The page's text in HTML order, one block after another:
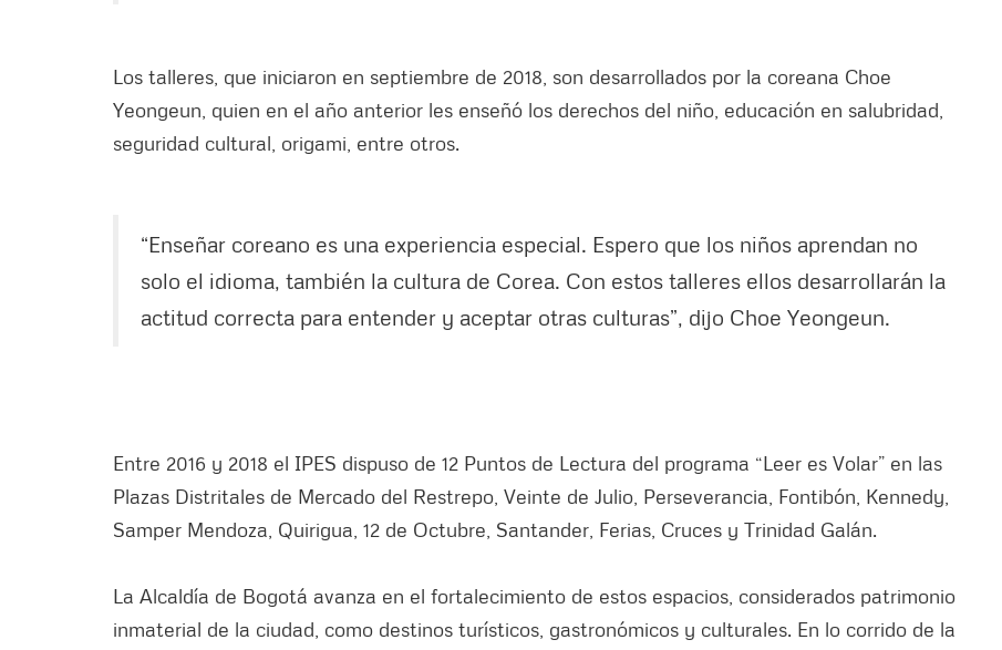
Los talleres, que iniciaron en septiembre de 2018, son desarrollados por la coreana Choe
Yeongeun, quien en el año anterior les enseñó los derechos del niño, educación en salubridad,
seguridad cultural, origami, entre otros.
“Enseñar coreano es una experiencia especial. Espero que los niños aprendan no
solo el idioma, también la cultura de Corea. Con estos talleres ellos desarrollarán la
actitud correcta para entender y aceptar otras culturas”, dijo Choe Yeongeun.
Entre 2016 y 2018 el IPES dispuso de 12 Puntos de Lectura del programa “Leer es Volar” en las
Plazas Distritales de Mercado del Restrepo, Veinte de Julio, Perseverancia, Fontibón, Kennedy,
Samper Mendoza, Quirigua, 12 de Octubre, Santander, Ferias, Cruces y Trinidad Galán.
La Alcaldía de Bogotá avanza en el fortalecimiento de estos espacios, considerados patrimonio
inmaterial de la ciudad, como destinos turísticos, gastronómicos y culturales. En lo corrido de la